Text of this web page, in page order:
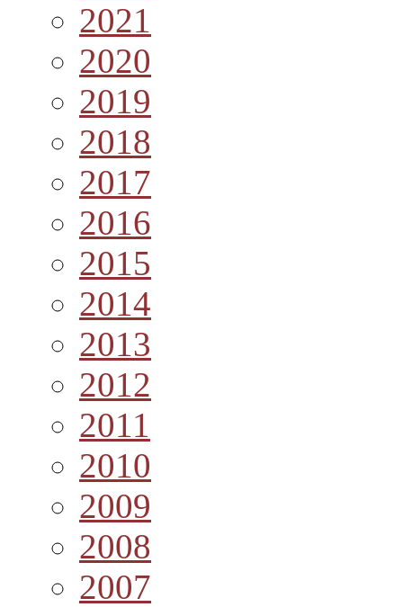
2021
2020
2019
2018
2017
2016
2015
2014
2013
2012
2011
2010
2009
2008
2007